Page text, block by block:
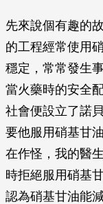
先來說個有趣的
的工程經常使用
穩定，常常發生
當火藥時的安全
社會便設立了諾
要他服用硝基甘
在作怪，我的醫
時拒絕服用硝基
認為硝基甘油能